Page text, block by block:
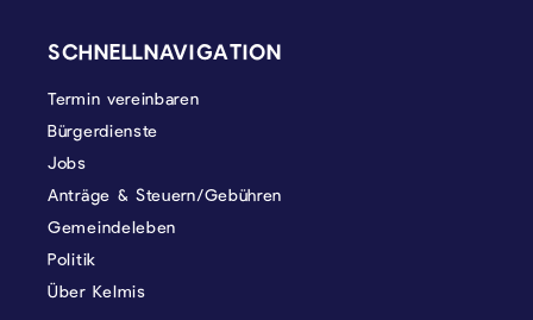
SCHNELLNAVIGATION
Termin vereinbaren
Bürgerdienste
Jobs
Anträge & Steuern/Gebühren
Gemeindeleben
Politik
Über Kelmis